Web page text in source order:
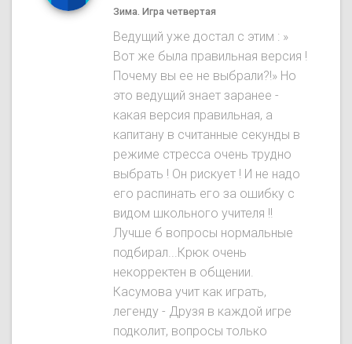
Зима. Игра четвертая
Ведущий уже достал с этим : »
Вот же была правильная версия !
Почему вы ее не выбрали?!» Но
это ведущий знает заранее -
какая версия правильная, а
капитану в считанные секунды в
режиме стресса очень трудно
выбрать ! Он рискует ! И не надо
его распинать его за ошибку с
видом школьного учителя !!
Лучше б вопросы нормальные
подбирал...Крюк очень
некорректен в общении.
Касумова учит как играть,
легенду - Друзя в каждой игре
подколит, вопросы только